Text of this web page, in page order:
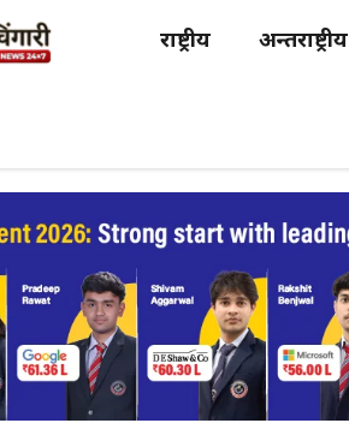
राष्ट्रीय अन्तर्राष्ट्रीय